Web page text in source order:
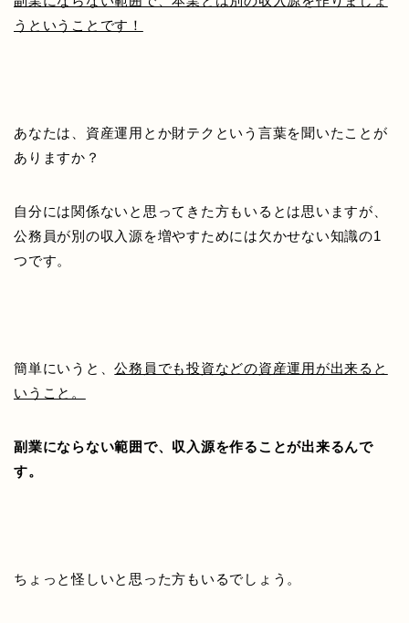
うということです！
あなたは、資産運用とか財テクという言葉を聞いたことが
ありますか？
自分には関係ないと思ってきた方もいるとは思いますが、
公務員が別の収入源を増やすためには欠かせない知識の1
つです。
簡単にいうと、公務員でも投資などの資産運用が出来ると
いうこと。
副業にならない範囲で、収入源を作ることが出来るんで
す。
ちょっと怪しいと思った方もいるでしょう。